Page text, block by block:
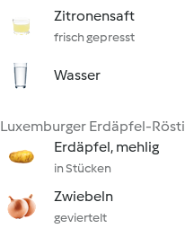
Zitronensaft
frisch gepresst
Wasser
Luxemburger Erdäpfel-Rösti
Erdäpfel, mehlig
in Stücken
Zwiebeln
geviertelt